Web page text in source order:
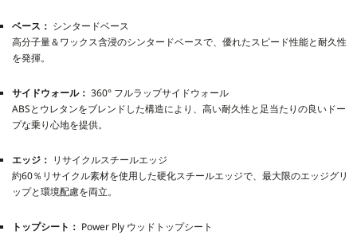
ベース： シンタードベース
高分子量＆ワックス含浸のシンタードベースで、優れたスピード性能と耐久性
を発揮。
サイドウォール： 360° フルラップサイドウォール
ABSとウレタンをブレンドした構造により、高い耐久性と足当たりの良いドー
プな乗り心地を提供。
エッジ： リサイクルスチールエッジ
約60％リサイクル素材を使用した硬化スチールエッジで、最大限のエッジグリ
ップと環境配慮を両立。
トップシート： Power Ply ウッドトップシート